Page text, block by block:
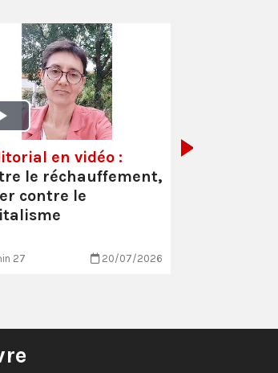
en vidéo :
le réchauffement,
contre le
27 20/07/2026